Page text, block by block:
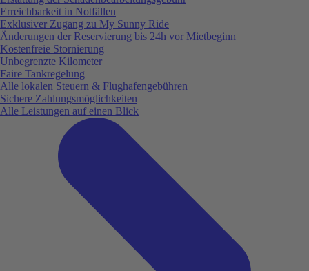
Erreichbarkeit in Notfällen
Exklusiver Zugang zu My Sunny Ride
Änderungen der Reservierung bis 24h vor Mietbeginn
Kostenfreie Stornierung
Unbegrenzte Kilometer
Faire Tankregelung
Alle lokalen Steuern & Flughafengebühren
Sichere Zahlungsmöglichkeiten
Alle Leistungen auf einen Blick